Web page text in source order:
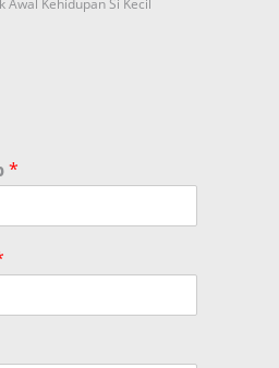
Awal Kehidupan Si Kecil
*